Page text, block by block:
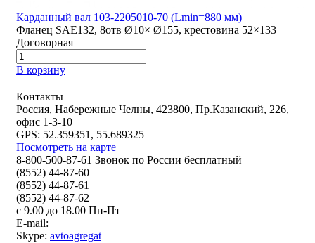
Карданный вал 103-2205010-70 (Lmin=880 мм)
Фланец SAE132, 8отв Ø10× Ø155, крестовина 52×133
Договорная
В корзину
Контакты
Россия, Набережные Челны, 423800, Пр.Казанский, 226,
офис 1-3-10
GPS: 52.359351, 55.689325
Посмотреть на карте
8-800-500-87-61 Звонок по России бесплатный
(8552) 44-87-60
(8552) 44-87-61
(8552) 44-87-62
с 9.00 до 18.00 Пн-Пт
E-mail:
Skype: avtoagregat